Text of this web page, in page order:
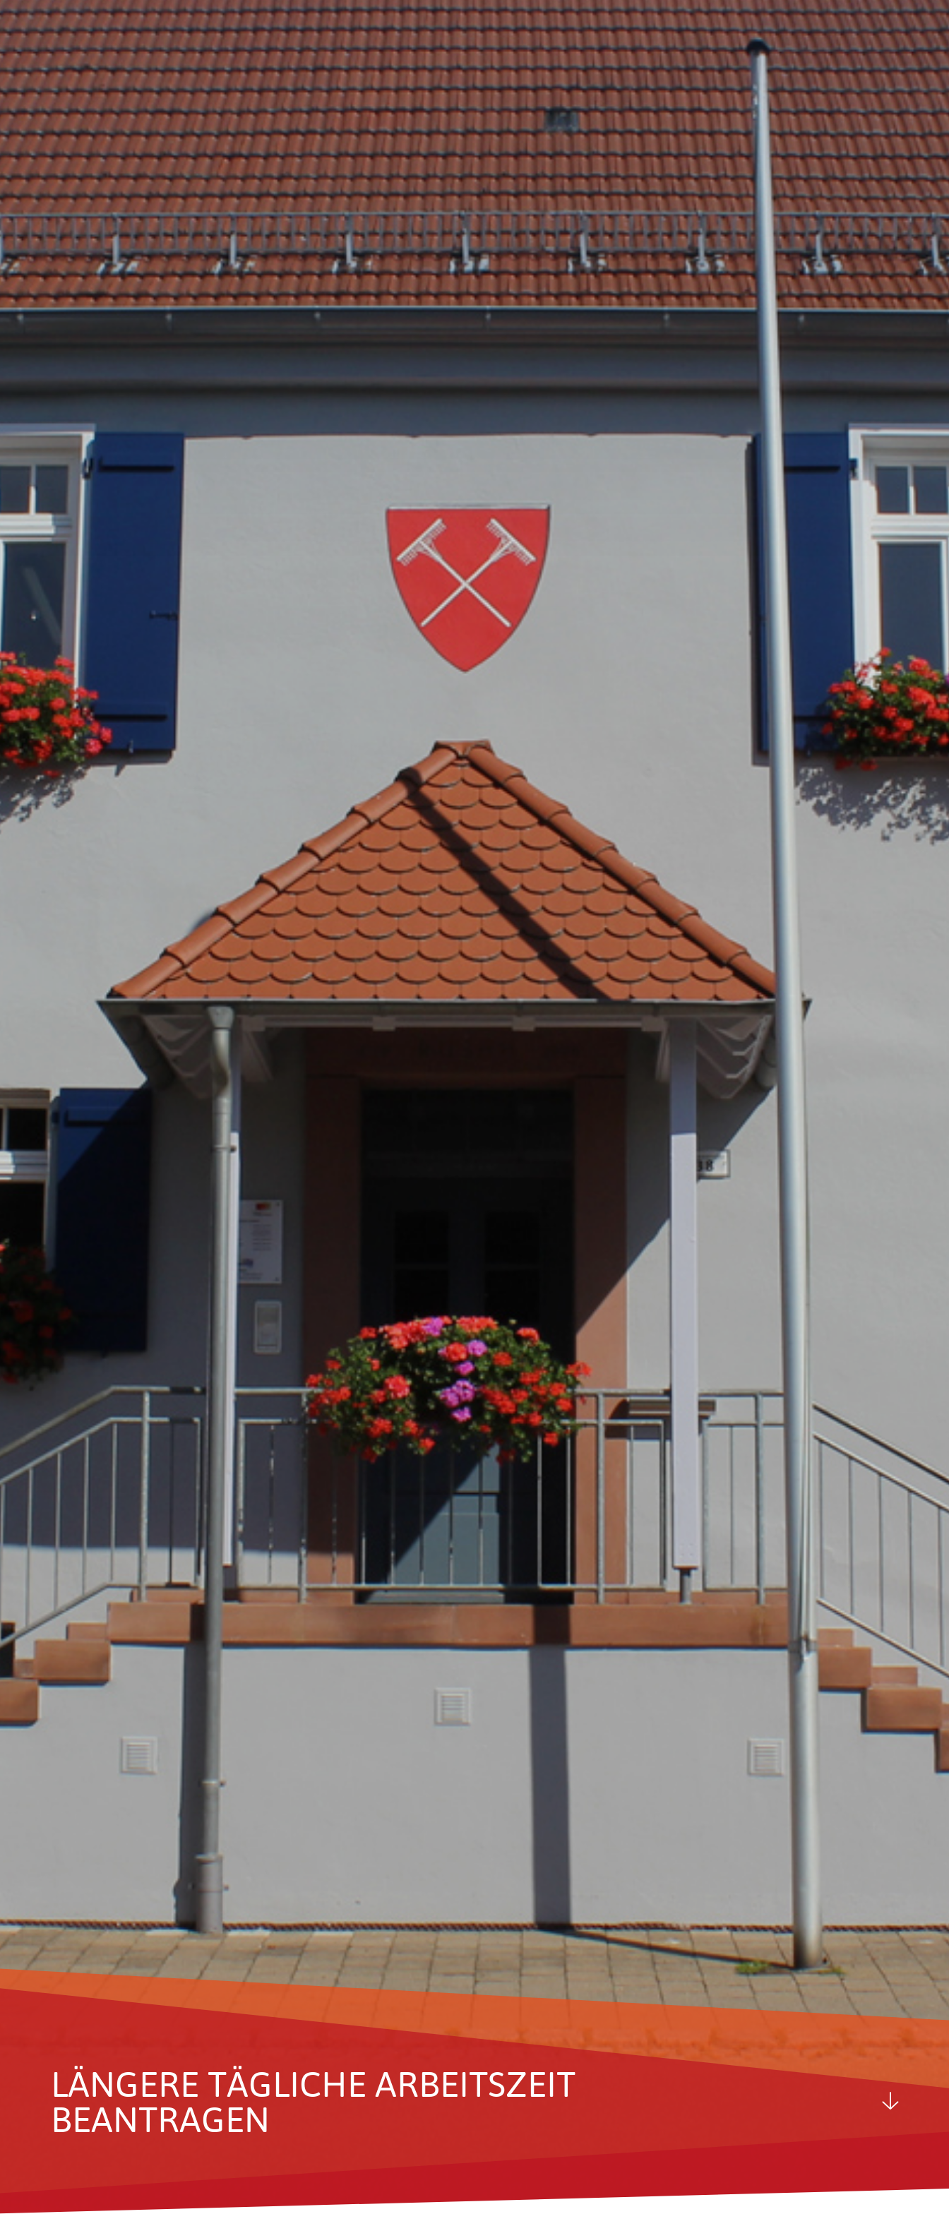
Dienstleistungen A-Z
Formulare & Satzungen
Gemeinderat
Freizeit & Tourismus
Wirtschaft
Schutzallianz 3D
Nach Texteingabe mit Enter bestätigen
LÄNGERE TÄGLICHE ARBEITS­ZEIT
BEAN­TRAGEN